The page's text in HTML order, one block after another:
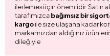
ilerlemesi için önemlidir. Satın
tarafımızca bağımsız bir
kargoile size ulaşana kadar
markamızdan aldığınız
dileğiyle